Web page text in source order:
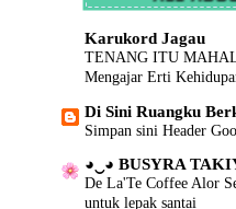
SISHAWA DOT
Siapakah Ahmed Al-
Menyelamatkan Nyawa
Tembakan Sydney
Cerita.. ceriti.. ceritu..
Senarai Lengkap 24
Teluk Nipah Pulau
Number & Maklumat
Corat Coret Pink
Karukord Jagau
TENANG ITU
Mengajar Erti
Di Sini Ruangku
Simpan sini Header
◕‿◕ BUSYRA
De La'Te Coffee Alor
untuk lepak santai